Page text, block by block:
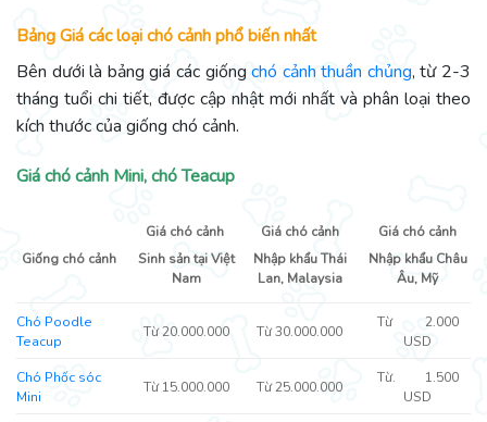
Bảng Giá các loại chó cảnh phổ biến nhất
Bên dưới là bảng giá các giốngchó cảnh thuần chủng, từ 2-3
tháng tuổi chi tiết, được cập nhật mới nhất và phân loại theo
kích thước của giống chó cảnh.
Giá chó cảnh Mini, chó Teacup
Giống chó cảnh
Giá chó cảnh
Sinh sản tại Việt
Nam
Giá chó cảnh
Nhập khẩu Thái
Lan, Malaysia
Giá chó cảnh
Nhập khẩu Châu
Âu, Mỹ
Chó Poodle
Teacup
Từ 20.000.000 Từ 30.000.000
Từ 2.000
USD
Chó Phốc sóc
Mini
Từ 15.000.000 Từ 25.000.000
Từ. 1.500
USD